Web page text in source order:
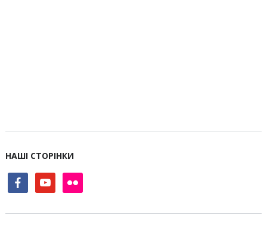
НАШІ СТОРІНКИ
facebookyoutube flickr